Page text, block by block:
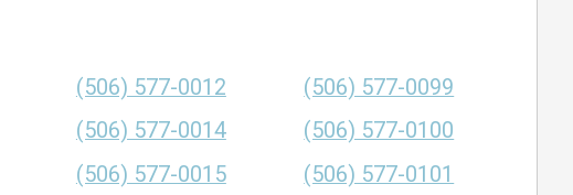
(506) 577-0012
(506) 577-0014
(506) 577-0015
(506) 577-0099
(506) 577-0100
(506) 577-0101